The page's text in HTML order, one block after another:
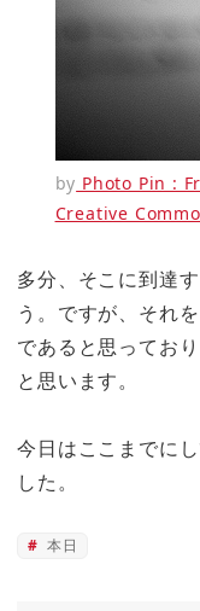
by Photo Pin :
Creative
多分、そこに到達
う。ですが、それ
であると思ってお
と思います。
今日はここまでに
した。
本日